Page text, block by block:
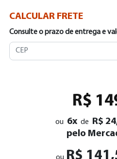
CALCULAR FRETE
Consulte o prazo de entrega e
R$
ou 6x de R$
pelo
R$